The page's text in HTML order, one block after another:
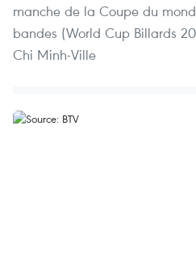
manche de la Coupe du
bandes (World Cup Billards
Chi Minh-Ville